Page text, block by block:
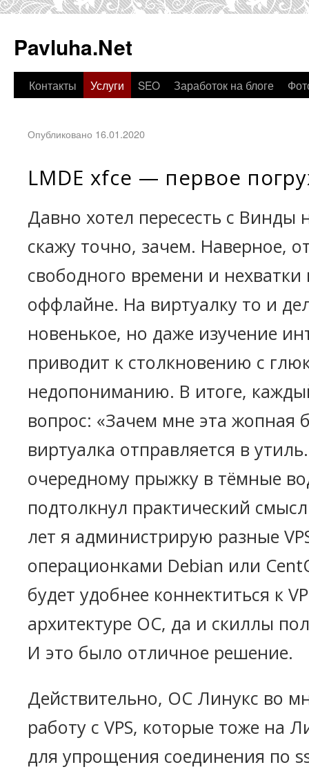
Pavluha.Net
Контакты Услуги SEO Заработок на блоге
Опубликовано 16.01.2020
LMDE xfce — первое
Давно хотел пересесть с Винды
скажу точно, зачем. Наверное,
свободного времени и
оффлайне. На виртуалку то и
новенькое, но даже изучение
приводит к столкновению с
недопониманию. В итоге,
вопрос: «Зачем мне эта жопная
виртуалка отправляется в
очередному прыжку в тёмные
подтолкнул практический
лет я администрирую разные
операционками Debian или
будет удобнее коннектиться к
архитектуре ОС, да и скиллы
И это было отличное решение.
Действительно, ОС Линукс во
работу с VPS, которые тоже на
для упрощения соединения по